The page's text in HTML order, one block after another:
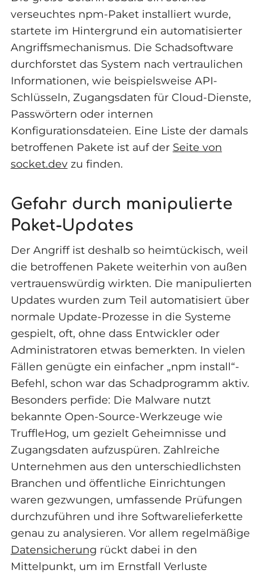
verseuchtes npm-Paket installiert wurde,
startete im Hintergrund ein automatisierter
Angriffsmechanismus. Die Schadsoftware
durchforstet das System nach vertraulichen
Informationen, wie beispielsweise API-
Schlüsseln, Zugangsdaten für Cloud-Dienste,
Passwörtern oder internen
Konfigurationsdateien. Eine Liste der damals
betroffenen Pakete ist auf der Seite von
socket.devzu finden.
Gefahr durch manipulierte
Paket-Updates
Der Angriff ist deshalb so heimtückisch, weil
die betroffenen Pakete weiterhin von außen
vertrauenswürdig wirkten. Die manipulierten
Updates wurden zum Teil automatisiert über
normale Update-Prozesse in die Systeme
gespielt, oft, ohne dass Entwickler oder
Administratoren etwas bemerkten. In vielen
Fällen genügte ein einfacher „npm install“-
Befehl, schon war das Schadprogramm aktiv.
Besonders perfide: Die Malware nutzt
bekannte Open-Source-Werkzeuge wie
TruffleHog, um gezielt Geheimnisse und
Zugangsdaten aufzuspüren. Zahlreiche
Unternehmen aus den unterschiedlichsten
Branchen und öffentliche Einrichtungen
waren gezwungen, umfassende Prüfungen
durchzuführen und ihre Softwarelieferkette
genau zu analysieren. Vor allem regelmäßige
Datensicherung rückt dabei in den
Mittelpunkt, um im Ernstfall Verluste